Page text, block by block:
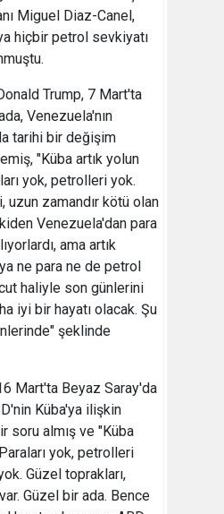
Miguel Diaz-Canel,
hiçbir petrol sevkiyatı
Trump, 7 Mart'ta
Venezuela'nın
tarihi bir değişim
"Küba artık yolun
yok, petrolleri yok.
uzun zamandır kötü olan
Venezuela'dan para
ama artık
ne para ne de petrol
haliyle son günlerini
iyi bir hayatı olacak. Şu
şeklinde
Mart'ta Beyaz Saray'da
Küba'ya ilişkin
soru almış ve "Küba
yok, petrolleri
Güzel toprakları,
Güzel bir ada. Bence